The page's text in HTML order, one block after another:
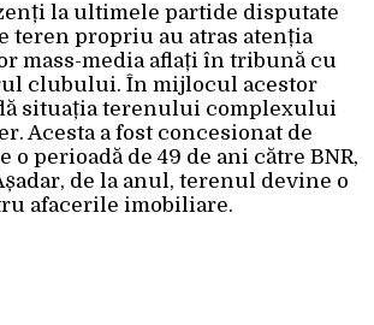
la ultimele partide disputate
teren propriu au atras atenția
mass-media aflați în tribună cu
clubului. În mijlocul acestor
situația terenului complexului
Acesta a fost concesionat de
o perioadă de 49 de ani către BNR,
de la anul, terenul devine o
afacerile imobiliare.